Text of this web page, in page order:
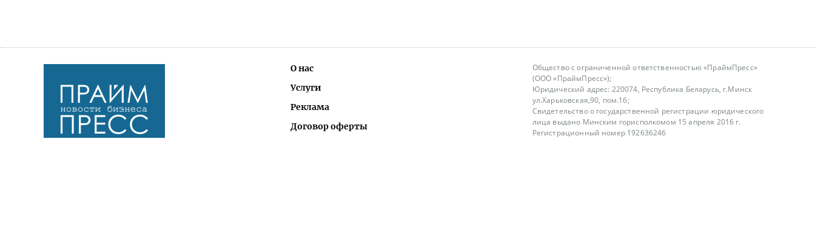
О нас
Услуги
Реклама
Договор оферты
Общество с ограниченной ответственностью «ПраймПресс»
(ООО «ПраймПресс»);
Юридический адрес: 220074, Республика Беларусь, г.Минск
ул.Харьковская,90, пом.16;
Свидетельство о государственной регистрации юридического
лица выдано Минским горисполкомом 15 апреля 2016 г.
Регистрационный номер 192636246